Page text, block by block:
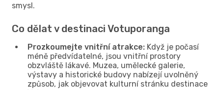
smysl.
Co dělat v destinaci Votuporanga
Prozkoumejte vnitřní atrakce: Když je počasí
méně předvídatelné, jsou vnitřní prostory
obzvláště lákavé. Muzea, umělecké galerie,
výstavy a historické budovy nabízejí uvolněný
způsob, jak objevovat kulturní stránku destinace